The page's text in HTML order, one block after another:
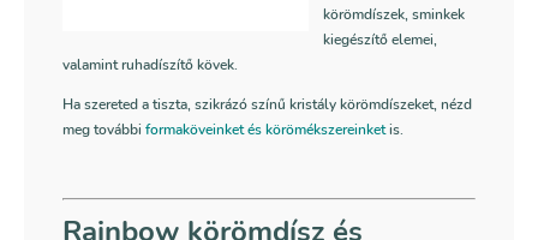
körömdíszek, sminkek
kiegészítő elemei,
valamint ruhadíszítő kövek.
Ha szereted a tiszta, szikrázó színű kristály körömdíszeket, nézd
meg további formaköveinket és körömékszereinketis.
Rainbow körömdísz és